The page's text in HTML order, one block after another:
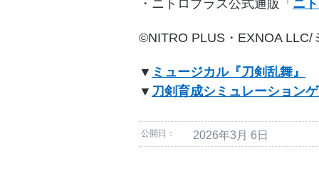
・ニトロプラス公式通販「 ニ
©NITRO PLUS・EXNOA LLC/
▼ ミュージカル『刀剣乱舞』
▼ 刀剣育成シミュレーション
公開日： 2026年3月 6日